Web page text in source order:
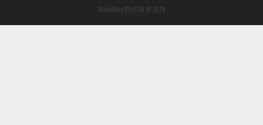
Xiaoboy提供技术支持